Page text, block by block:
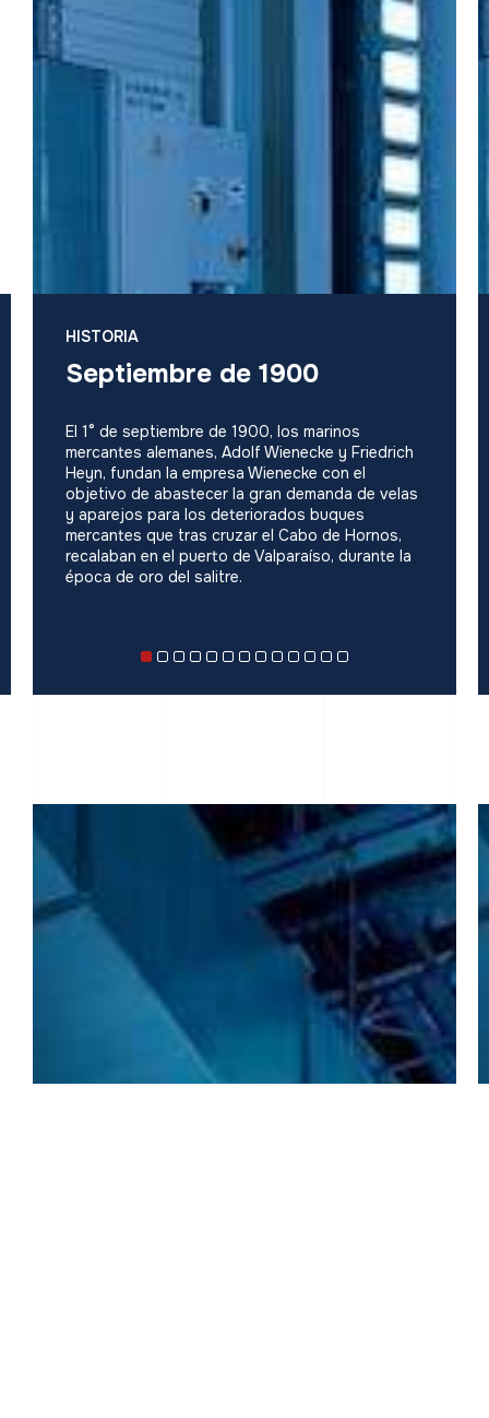
HISTORIA
Septiembre de 1900
El 1° de septiembre de 1900, los marinos
mercantes alemanes, Adolf Wienecke y Friedrich
Heyn, fundan la empresa Wienecke con el
objetivo de abastecer la gran demanda de velas
y aparejos para los deteriorados buques
mercantes que tras cruzar el Cabo de Hornos,
recalaban en el puerto de Valparaíso, durante la
época de oro del salitre.